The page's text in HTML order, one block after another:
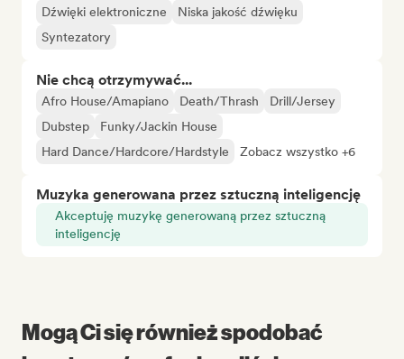
Dźwięki elektroniczne
Niska jakość dźwięku
Syntezatory
Nie chcą otrzymywać...
Afro House/Amapiano Death/Thrash
Drill/Jersey
Dubstep
Funky/Jackin House
Hard Dance/Hardcore/Hardstyle
Zobacz wszystko +6
Muzyka generowana przez sztuczną inteligencję
Akceptuję muzykę generowaną przez sztuczną
inteligencję
Mogą Ci się również spodobać